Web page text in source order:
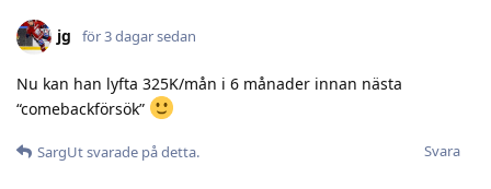
jg för 3 dagar sedan
Nu kan han lyfta 325K/mån i 6 månader innan nästa
“comebackförsök”
Svara
SargUtsvarade på detta.